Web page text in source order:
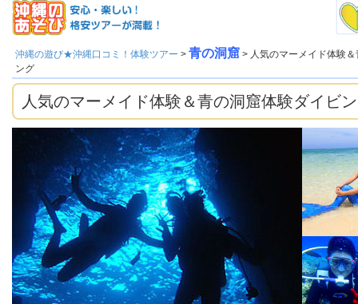
沖縄の遊び★沖縄口コミ！体験ツアー > 青の洞窟 > 人気のマーメイド体験
ング
人気のマーメイド体験＆青の洞窟体験ダイビ